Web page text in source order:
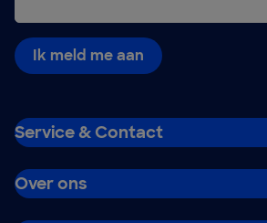
Ik meld me aan
Service & Contact
Over ons